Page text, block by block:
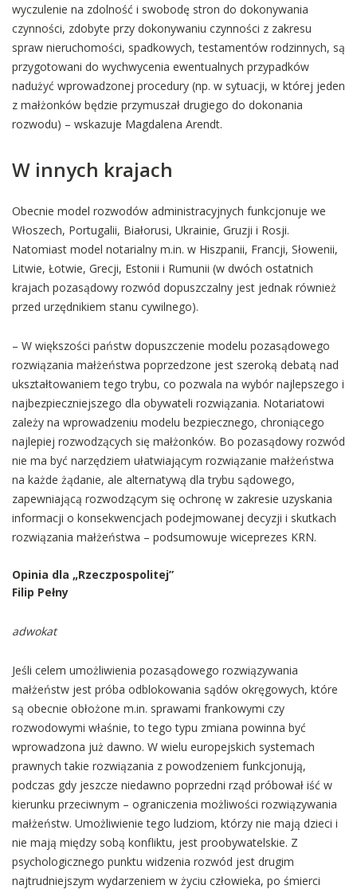
wyczulenie na zdolność i swobodę stron do dokonywania
czynności, zdobyte przy dokonywaniu czynności z zakresu
spraw nieruchomości, spadkowych, testamentów rodzinnych, są
przygotowani do wychwycenia ewentualnych przypadków
nadużyć wprowadzonej procedury (np. w sytuacji, w której jeden
z małżonków będzie przymuszał drugiego do dokonania
rozwodu) – wskazuje Magdalena Arendt.
W innych krajach
Obecnie model rozwodów administracyjnych funkcjonuje we
Włoszech, Portugalii, Białorusi, Ukrainie, Gruzji i Rosji.
Natomiast model notarialny m.in. w Hiszpanii, Francji, Słowenii,
Litwie, Łotwie, Grecji, Estonii i Rumunii (w dwóch ostatnich
krajach pozasądowy rozwód dopuszczalny jest jednak również
przed urzędnikiem stanu cywilnego).
– W większości państw dopuszczenie modelu pozasądowego
rozwiązania małżeństwa poprzedzone jest szeroką debatą nad
ukształtowaniem tego trybu, co pozwala na wybór najlepszego i
najbezpieczniejszego dla obywateli rozwiązania. Notariatowi
zależy na wprowadzeniu modelu bezpiecznego, chroniącego
najlepiej rozwodzących się małżonków. Bo pozasądowy rozwód
nie ma być narzędziem ułatwiającym rozwiązanie małżeństwa
na każde żądanie, ale alternatywą dla trybu sądowego,
zapewniającą rozwodzącym się ochronę w zakresie uzyskania
informacji o konsekwencjach podejmowanej decyzji i skutkach
rozwiązania małżeństwa – podsumowuje wiceprezes KRN.
Opinia dla „Rzeczpospolitej”
Filip Pełny
adwokat
Jeśli celem umożliwienia pozasądowego rozwiązywania
małżeństw jest próba odblokowania sądów okręgowych, które
są obecnie obłożone m.in. sprawami frankowymi czy
rozwodowymi właśnie, to tego typu zmiana powinna być
wprowadzona już dawno. W wielu europejskich systemach
prawnych takie rozwiązania z powodzeniem funkcjonują,
podczas gdy jeszcze niedawno poprzedni rząd próbował iść w
kierunku przeciwnym – ograniczenia możliwości rozwiązywania
małżeństw. Umożliwienie tego ludziom, którzy nie mają dzieci i
nie mają między sobą konfliktu, jest proobywatelskie. Z
psychologicznego punktu widzenia rozwód jest drugim
najtrudniejszym wydarzeniem w życiu człowieka, po śmierci